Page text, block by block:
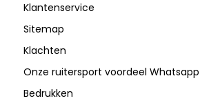
Klantenservice
Sitemap
Klachten
Onze ruitersport voordeel
Bedrukken